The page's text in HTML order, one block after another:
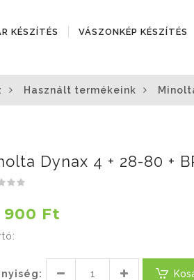
KÉSZÍTÉS VÁSZONKÉP KÉSZÍTÉS
Használt termékeink
Dynax 4 + 28-80 +
900 Ft